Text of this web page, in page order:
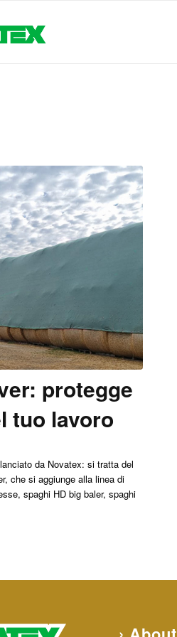
protegge
tuo lavoro
da Novatex: si tratta del
che si aggiunge alla linea di
spaghi HD big baler, spaghi